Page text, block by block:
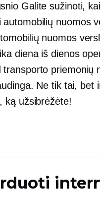
Galite sužinoti,
nuomos
nuomos
diena iš dienos
transporto priemonių
Ne tik tai, bet
ką užsibrėžėte!